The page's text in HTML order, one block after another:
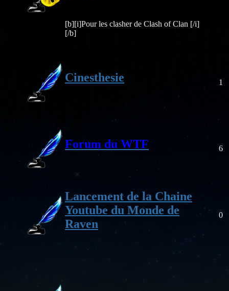
[b][i]Pour les clasher de Clash of Clan [/i]
[/b]
Cinesthesie 1
Forum du WTF 6
Lancement de la Chaine
Youtube du Monde de
Raven
0